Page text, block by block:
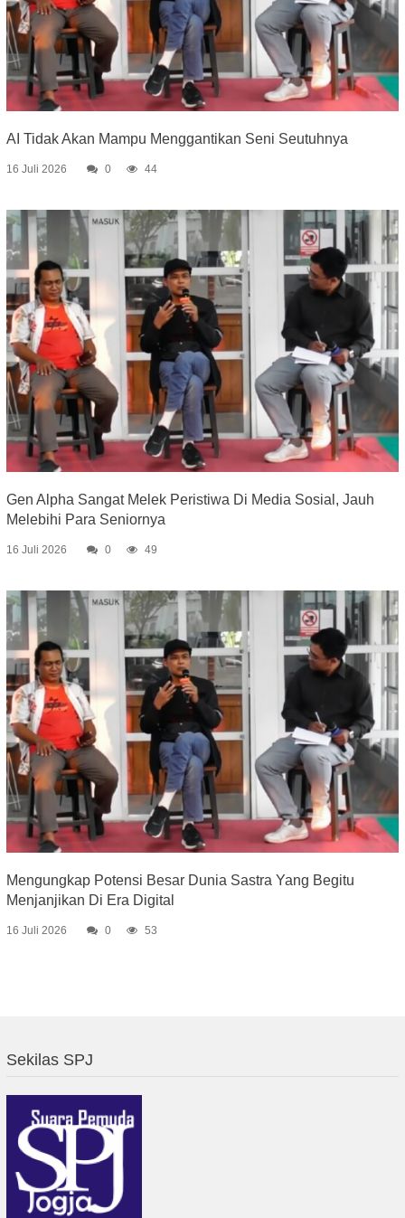
AI Tidak Akan Mampu Menggantikan Seni Seutuhnya
16 Juli 2026 0 44
Gen Alpha Sangat Melek Peristiwa Di Media Sosial, Jauh
Melebihi Para Seniornya
16 Juli 2026 0 49
Mengungkap Potensi Besar Dunia Sastra Yang Begitu
Menjanjikan Di Era Digital
16 Juli 2026 0 53
Sekilas SPJ